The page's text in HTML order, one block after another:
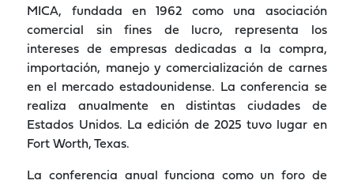
MICA, fundada en 1962 como una asociación
comercial sin fines de lucro, representa los
intereses de empresas dedicadas a la compra,
importación, manejo y comercialización de carnes
en el mercado estadounidense. La conferencia se
realiza anualmente en distintas ciudades de
Estados Unidos. La edición de 2025 tuvo lugar en
Fort Worth, Texas.
La conferencia anual funciona como un foro de